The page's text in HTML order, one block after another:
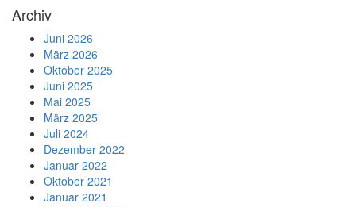
Archiv
Juni 2026
März 2026
Oktober 2025
Juni 2025
Mai 2025
März 2025
Juli 2024
Dezember 2022
Januar 2022
Oktober 2021
Januar 2021